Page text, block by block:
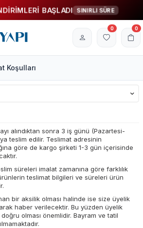
BAŞLADI SINIRLI SÜRE
0 0
Koşulları
alındıktan sonra 3 iş günü (Pazartesi-
teslim edilir. Teslimat adresinin
göre de kargo şirketi 1-3 gün içerisinde
süreleri imalat zamanına göre farklılık
teslimat bilgileri ve süreleri ürün
bir aksilik olması halinde ise size üyelik
haber verilecektir. Bu yüzden üyelik
olması önemlidir. Bayram ve tatil